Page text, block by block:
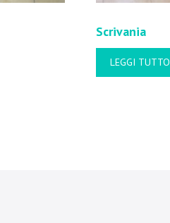
Scrivania
LEGGI TUTTO